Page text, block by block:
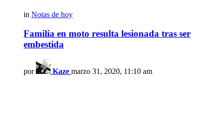
in Notas de hoy
Familia en moto resulta lesionada tras ser
embestida
por Kaze marzo 31, 2020, 11:10 am